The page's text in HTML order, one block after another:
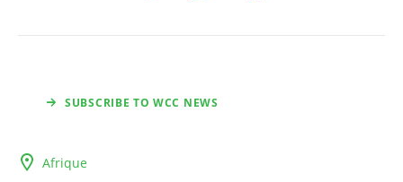
SUBSCRIBE TO WCC NEWS
Afrique